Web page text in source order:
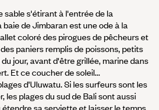
sable s'étirant à l'entrée de la
de Jimbaran est une ode à la
coloré des pirogues de pêcheurs et
paniers remplis de poissons, petits
jour, avant d'être grillée, marine dans
Et ce coucher de soleil...
d’Uluwatu. Si les surfeurs sont les
les plages du sud de Bali sont aussi
sa serviette et laisser le temps